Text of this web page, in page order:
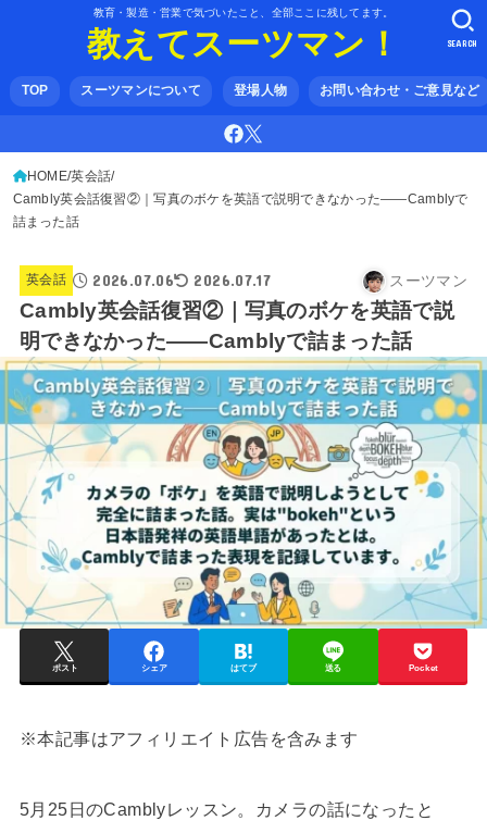
教育・製造・営業で気づいたこと、全部ここに残してます。
教えてスーツマン！
TOP スーツマンについて 登場人物 お問い合わせ・ご意見など
SEARCH
HOME 英会話
Cambly英会話復習②｜写真のボケを英語で説明できなかった——Camblyで
詰まった話
英会話 2026.07.06 2026.07.17 スーツマン
Cambly英会話復習②｜写真のボケを英語で説
明できなかった——Camblyで詰まった話
ポスト シェア はてブ 送る Pocket
※本記事はアフィリエイト広告を含みます
5月25日のCamblyレッスン。カメラの話になったと